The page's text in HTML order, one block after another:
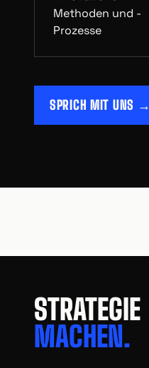
Methoden und -
Prozesse
SPRICH MIT UNS →
STRATEGIE
MACHEN.